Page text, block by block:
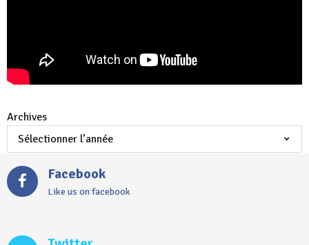
Archives
Facebook
Like us on facebook